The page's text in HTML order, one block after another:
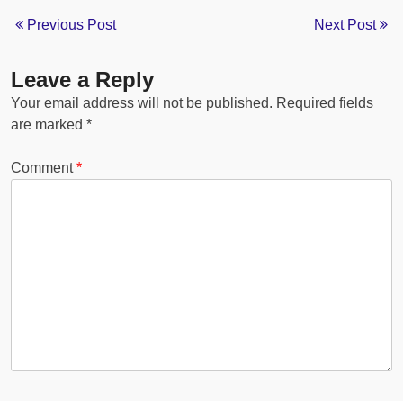
Previous Post Next Post
Leave a Reply
Your email address will not be published. Required fields
are marked *
Comment*